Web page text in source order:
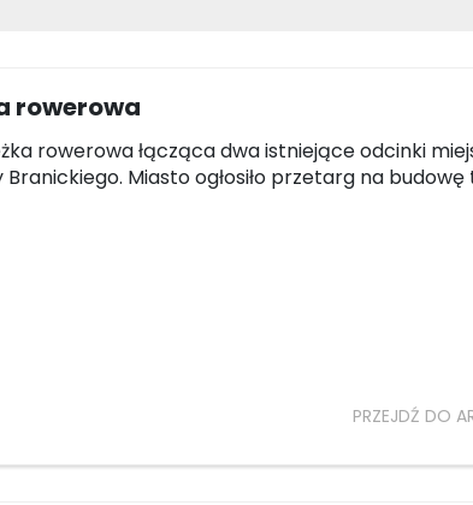
rowerowa
rowerowa łącząca dwa istniejące odcinki
Miasto ogłosiło przetarg na budowę
PRZEJDŹ DO